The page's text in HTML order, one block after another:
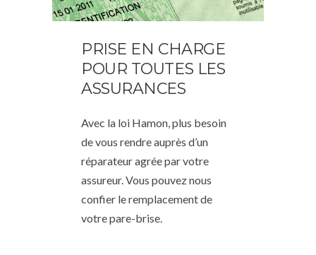
PRISE EN CHARGE
POUR TOUTES LES
ASSURANCES
Avec la loi Hamon, plus besoin
de vous rendre auprès d’un
réparateur agrée par votre
assureur. Vous pouvez nous
confier le remplacement de
votre pare-brise.